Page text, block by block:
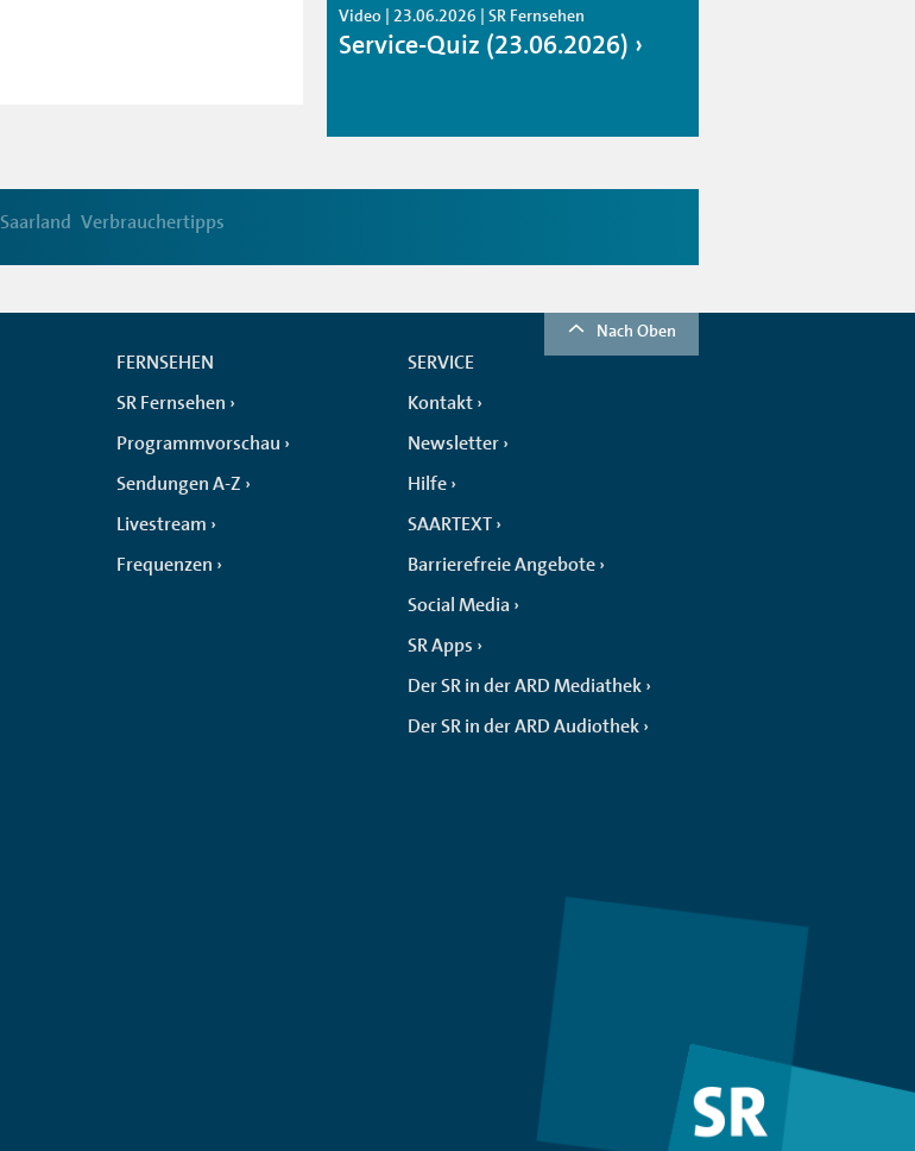
Video | 23.06.2026 | SR Fernsehen
Service-Quiz (23.06.2026)
Saarland Verbrauchertipps
Nach Oben
FERNSEHEN
SR Fernsehen
Programmvorschau
Sendungen A-Z
Livestream
Frequenzen
SERVICE
Kontakt
Newsletter
Hilfe
SAARTEXT
Barrierefreie Angebote
Social Media
SR Apps
Der SR in der ARD Mediathek
Der SR in der ARD Audiothek